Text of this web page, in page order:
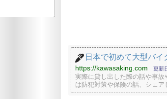
日本で初めて大型バ
https://kawasaking.com 更新
実際に貸し出した際の話や事
は防犯対策や保険の話、シェ